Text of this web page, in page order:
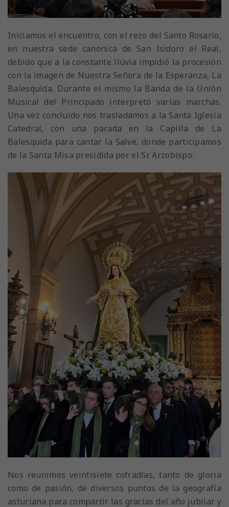
Iniciamos el encuentro, con el rezo del Santo Rosario,
en nuestra sede canónica de San Isidoro el Real,
debido que a la constante lluvia impidió la procesión
con la imagen de Nuestra Señora de la Esperanza, La
Balesquida. Durante el mismo la Banda de la Unión
Musical del Principado interpretó varias marchas.
Una vez concluido nos trasladamos a la Santa Iglesia
Catedral, con una parada en la Capilla de La
Balesquida para cantar la Salve, donde participamos
de la Santa Misa presidida por el Sr. Arzobispo.
Nos reunimos veintisiete cofradías, tanto de gloria
como de pasión, de diversos puntos de la geografía
asturiana para compartir las gracias del año jubilar y